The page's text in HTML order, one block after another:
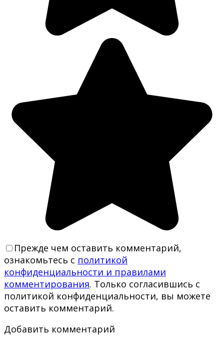
Прежде чем оставить комментарий,
ознакомьтесь с политикой
конфиденциальности и правилами
комментирования. Только согласившись с
политикой конфиденциальности, вы можете
оставить комментарий.
Добавить комментарий